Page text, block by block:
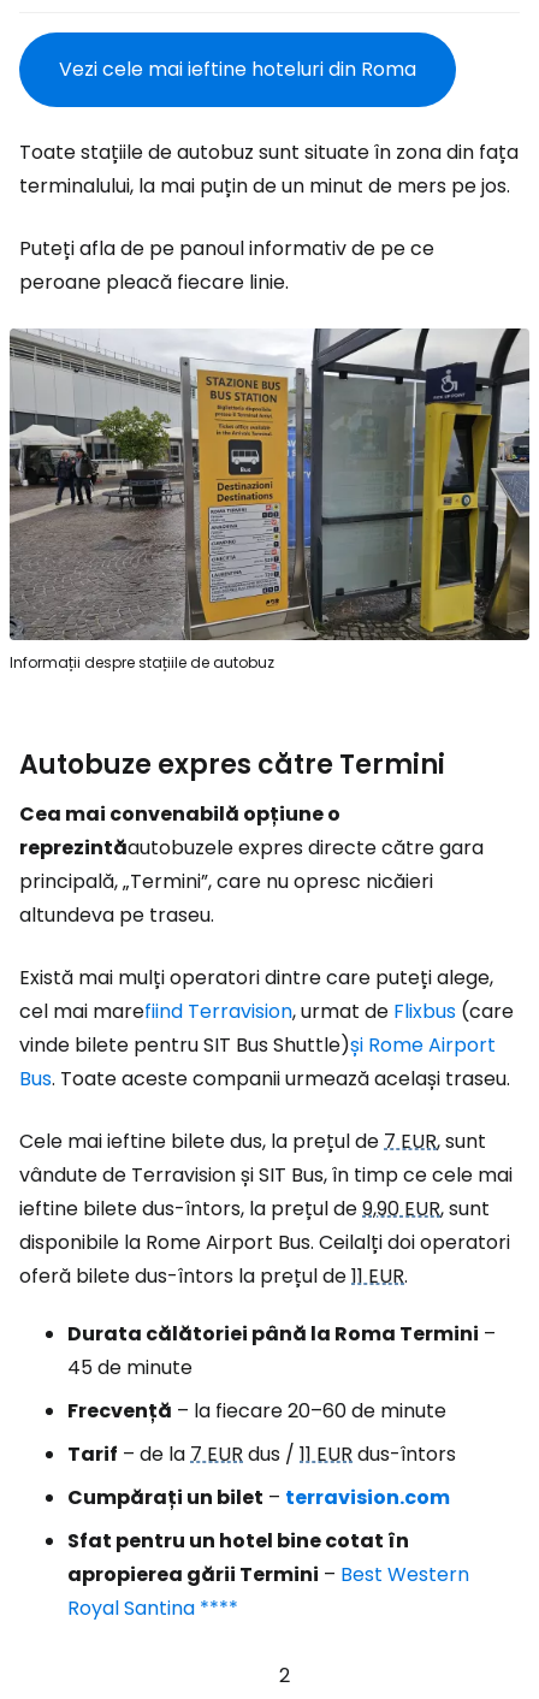
Vezi cele mai ieftine hoteluri din Roma
Toate stațiile de autobuz sunt situate în zona din fața
terminalului, la mai puțin de un minut de mers pe jos.
Puteți afla de pe panoul informativ de pe ce
peroane pleacă fiecare linie.
Informații despre stațiile de autobuz
Autobuze expres către Termini
Cea mai convenabilă opțiune o
reprezintăautobuzele expres directe către gara
principală, „Termini”, care nu opresc nicăieri
altundeva pe traseu.
Există mai mulți operatori dintre care puteți alege,
cel mai marefiind Terravision, urmat de Flixbus (care
vinde bilete pentru SIT Bus Shuttle)și Rome Airport
Bus. Toate aceste companii urmează același traseu.
Cele mai ieftine bilete dus, la prețul de7 EUR, sunt
vândute de Terravision și SIT Bus, în timp ce cele mai
ieftine bilete dus-întors, la prețul de9,90 EUR, sunt
disponibile la Rome Airport Bus. Ceilalți doi operatori
oferă bilete dus-întors la prețul de11 EUR.
Durata călătoriei până la Roma Termini –
45 de minute
Frecvență – la fiecare 20–60 de minute
Tarif – de la7 EURdus / 11 EURdus-întors
Cumpărați un bilet – terravision.com
Sfat pentru un hotel bine cotat în
apropierea gării Termini – Best Western
Royal Santina ****
2